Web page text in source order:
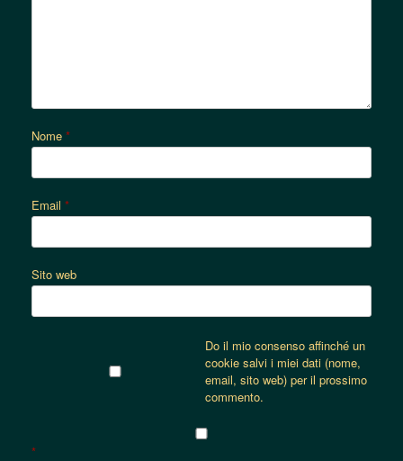
Nome *
Email *
Sito web
Do il mio consenso affinché un
cookie salvi i miei dati (nome,
email, sito web) per il prossimo
commento.
*